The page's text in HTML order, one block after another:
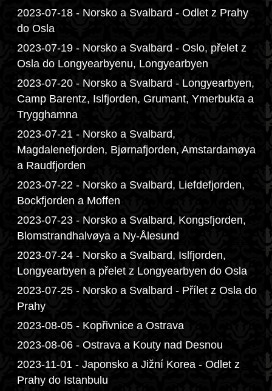
2023-07-18 - Norsko a Svalbard - Odlet z Prahy
do Osla
2023-07-19 - Norsko a Svalbard - Oslo, přelet z
Osla do Longyearbyenu, Longyearbyen
2023-07-20 - Norsko a Svalbard - Longyearbyen,
Camp Barentz, Islfjorden, Grumant, Ymerbukta a
Trygghamna
2023-07-21 - Norsko a Svalbard,
Magdalenefjorden, Bjørnafjorden, Amstardamøya
a Raudfjorden
2023-07-22 - Norsko a Svalbard, Liefdefjorden,
Bockfjorden a Moffen
2023-07-23 - Norsko a Svalbard, Kongsfjorden,
Blomstrandhalvøya a Ny-Ålesund
2023-07-24 - Norsko a Svalbard, Islfjorden,
Longyearbyen a přelet z Longyearbyen do Osla
2023-07-25 - Norsko a Svalbard - Přílet z Osla do
Prahy
2023-08-05 - Kopřivnice a Ostrava
2023-08-06 - Ostrava a Kouty nad Desnou
2023-11-01 - Japonsko a Jižní Korea - Odlet z
Prahy do Istanbulu